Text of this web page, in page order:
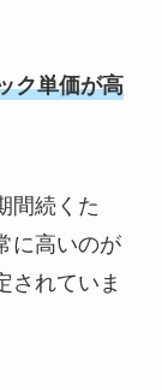
ク単価が高
間続くた
に高いのが
されていま